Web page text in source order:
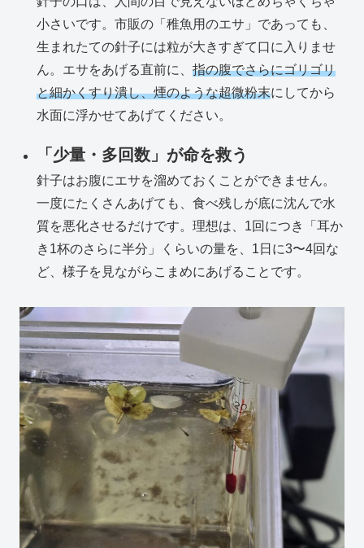
小さいです。市販の「稚魚用のエサ」であっても、
生まれたての針子には粒が大きすぎて口に入りませ
ん。エサをあげる直前に、指の腹でさらにゴリゴリ
と細かくすり潰し、煙のような超微粉末にしてから
水面に浮かせてあげてください。
「少量・多回数」が命を救う
針子はお腹にエサを溜めておくことができません。
一度にたくさんあげても、食べ残しが底に沈んで水
質を悪化させるだけです。理想は、1回につき「耳か
き1杯のさらに半分」くらいの量を、1日に3〜4回な
ど、様子を見ながらこまめにあげることです。